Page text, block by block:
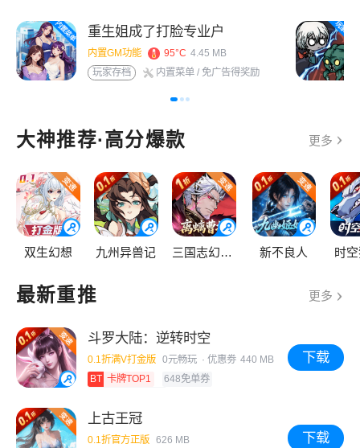
重生姐成了打脸专业户
内置GM功能 95°C 4.45 MB
玩家存档
内置菜单 / 免广告得奖励
大神推荐·高分爆款 更多
双生幻想 九州异兽记 三国志幻想大陆2：枭之歌 新不良人 时
最新重推 更多
斗罗大陆：逆转时空
0.1折满V打金版 0元畅玩 · 优惠劵 440 MB
BT 卡牌TOP1
648免单券
下载
上古王冠
0.1折官方正版 626 MB
下载